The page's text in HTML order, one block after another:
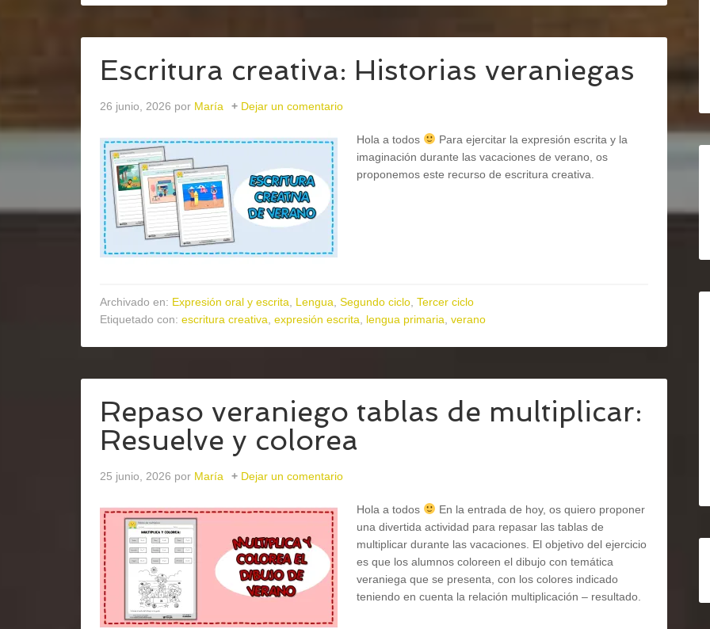
Escritura creativa: Historias veraniegas
26 junio, 2026 por María Dejar un comentario
Hola a todos
Para ejercitar la expresión escrita y la
imaginación durante las vacaciones de verano, os
proponemos este recurso de escritura creativa.
Archivado en: Expresión oral y escrita Lengua Segundo ciclo Tercer ciclo
Etiquetado con: escritura creativa expresión escrita lengua primaria verano
Repaso veraniego tablas de multiplicar:
Resuelve y colorea
25 junio, 2026 por María Dejar un comentario
Hola a todos
En la entrada de hoy, os quiero proponer
una divertida actividad para repasar las tablas de
multiplicar durante las vacaciones. El objetivo del ejercicio
es que los alumnos coloreen el dibujo con temática
veraniega que se presenta, con los colores indicado
teniendo en cuenta la relación multiplicación – resultado.